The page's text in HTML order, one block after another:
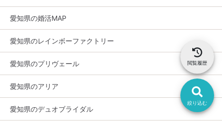
絞り込む
閲覧履歴
愛知県の婚活MAP
愛知県のレインボーファクトリー
愛知県のプリヴェール
愛知県のアリア
愛知県のデュオブライダル